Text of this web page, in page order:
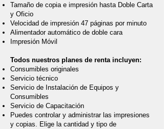
Tamaño de copia e impresión hasta Doble Carta
y Oficio
Velocidad de impresión 47 páginas por minuto
Alimentador automático de doble cara
Impresión Móvil
Todos nuestros planes de renta incluyen:
Consumibles originales
Servicio técnico
Servicio de Instalación de Equipos y
Consumibles
Servicio de Capacitación
Puedes controlar y administrar las impresiones
y copias. Elige la cantidad y tipo de